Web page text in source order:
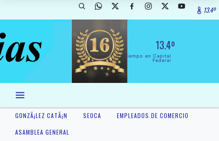
13.4º
13.4º
El Tiempo en Capital
Federal
GONZÃ¡LEZ CATÃ¡N SEOCA
EMPLEADOS DE COMERCIO
ASAMBLEA GENERAL